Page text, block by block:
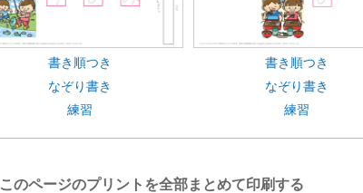
書き順つき
なぞり書き
練習
書き順つき
なぞり書き
練習
このページのプリントを全部まとめて印刷する